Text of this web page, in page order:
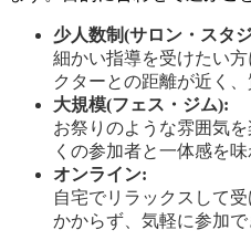
少人数制(サロン・スタ
細かい指導を受けたい
クターとの距離が近く
大規模(フェス・ジム):
お祭りのような雰囲気
くの参加者と一体感を味
オンライン:
自宅でリラックスして
かからず、気軽に参加で